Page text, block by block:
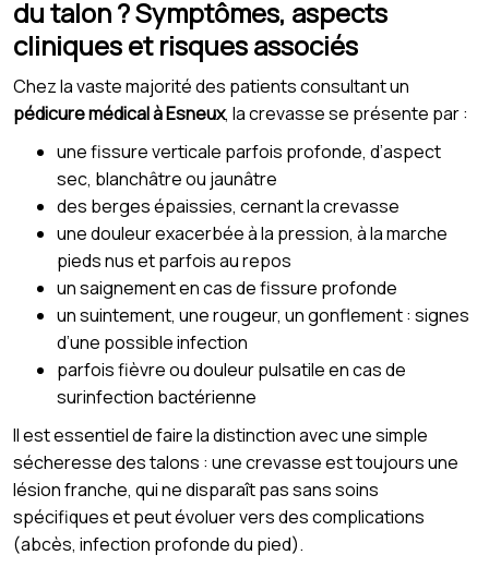
du talon ? Symptômes, aspects
cliniques et risques associés
Chez la vaste majorité des patients consultant un
pédicure médical à Esneux, la crevasse se présente par :
une fissure verticale parfois profonde, d’aspect
sec, blanchâtre ou jaunâtre
des berges épaissies, cernant la crevasse
une douleur exacerbée à la pression, à la marche
pieds nus et parfois au repos
un saignement en cas de fissure profonde
un suintement, une rougeur, un gonflement : signes
d’une possible infection
parfois fièvre ou douleur pulsatile en cas de
surinfection bactérienne
Il est essentiel de faire la distinction avec une simple
sécheresse des talons : une crevasse est toujours une
lésion franche, qui ne disparaît pas sans soins
spécifiques et peut évoluer vers des complications
(abcès, infection profonde du pied).